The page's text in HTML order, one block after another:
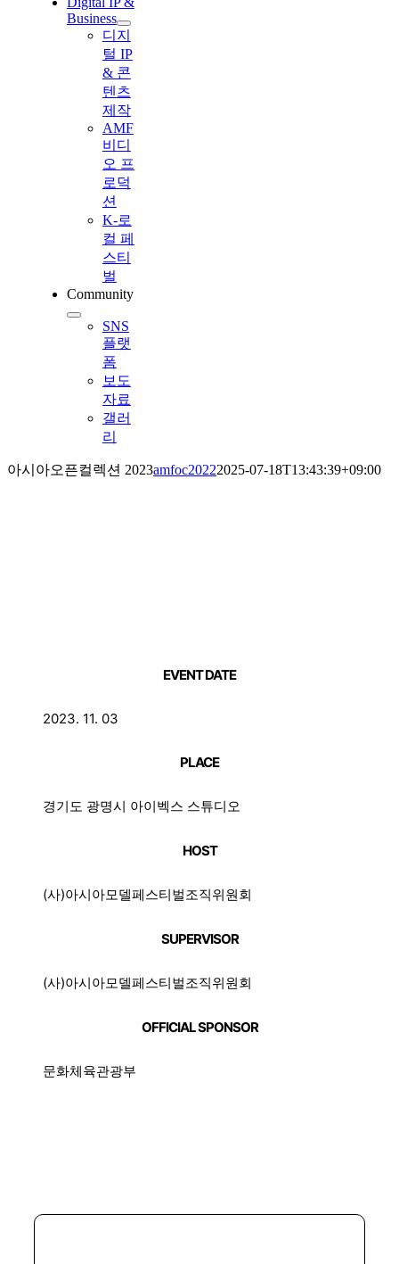
Business
디지
털 IP
& 콘
텐츠
제작
AMF
비디
오 프
로덕
션
K-로
컬 페
스티
벌
Community
SNS
플랫
폼
보도
자료
갤러
리
아시아오픈컬렉션 2023amfoc20222025-07-18T13:43:39+09:00
EVENT DATE
2023. 11. 03
PLACE
경기도 광명시 아이벡스 스튜디오
HOST
(사)아시아모델페스티벌조직위원회
SUPERVISOR
(사)아시아모델페스티벌조직위원회
OFFICIAL SPONSOR
문화체육관광부